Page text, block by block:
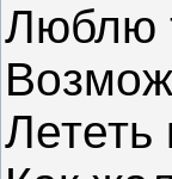
Люблю
Лететь